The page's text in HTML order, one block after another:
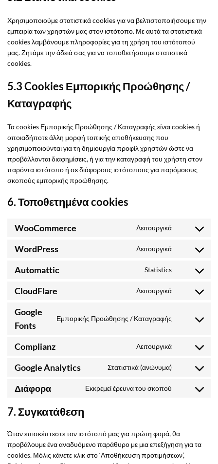
Χρησιμοποιούμε στατιστικά cookies για να βελτιστοποιήσουμε την
εμπειρία των χρηστών μας στον ιστότοπο. Με αυτά τα στατιστικά
cookies λαμβάνουμε πληροφορίες για τη χρήση του ιστότοπού
μας. Ζητάμε την άδειά σας για να τοποθετήσουμε στατιστικά
cookies.
5.3 Cookies Εμπορικής Προώθησης /
Καταγραφής
Τα cookies Εμπορικής Προώθησης / Καταγραφής είναι cookies ή
οποιαδήποτε άλλη μορφή τοπικής αποθήκευσης που
χρησιμοποιούνται για τη δημιουργία προφίλ χρηστών ώστε να
προβάλλονται διαφημίσεις, ή για την καταγραφή του χρήστη στον
παρόντα ιστότοπο ή σε διάφορους ιστότοπους για παρόμοιους
σκοπούς εμπορικής προώθησης.
6. Τοποθετημένα cookies
WooCommerce Λειτουργικά
Consent
service
WordPress Λειτουργικά
Consent
service
Automattic Statistics
Consent
service
CloudFlare Λειτουργικά
Consent
cloudflare
Google
Fonts
Εμπορικής Προώθησης / Καταγραφής
Consent
google-
Complianz Λειτουργικά
Consent
service
Google Analytics Στατιστικά (ανώνυμα)
Consent
service
Διάφορα Εκκρεμεί έρευνα του σκοπού
Consent
7. Συγκατάθεση
Όταν επισκέπτεστε τον ιστότοπό μας για πρώτη φορά, θα
προβάλουμε ένα αναδυόμενο παράθυρο με μια επεξήγηση για τα
cookies. Μόλις κάνετε κλικ στο ‘Αποθήκευση προτιμήσεων’,